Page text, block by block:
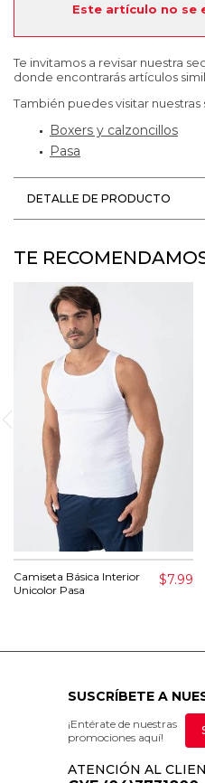
Este artículo no se
Te invitamos a revisar nuestra
donde encontrarás artículos
También puedes visitar nuestras
Boxers y calzoncillos
Pasa
DETALLE DE PRODUCTO
TE
Camiseta Básica Interior
Unicolor Pasa
$7.99
SUSCRÍBETE A
¡Entérate de nuestras
promociones aquí!
ATENCIÓN AL